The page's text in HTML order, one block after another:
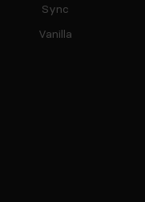
Sync
Vanilla